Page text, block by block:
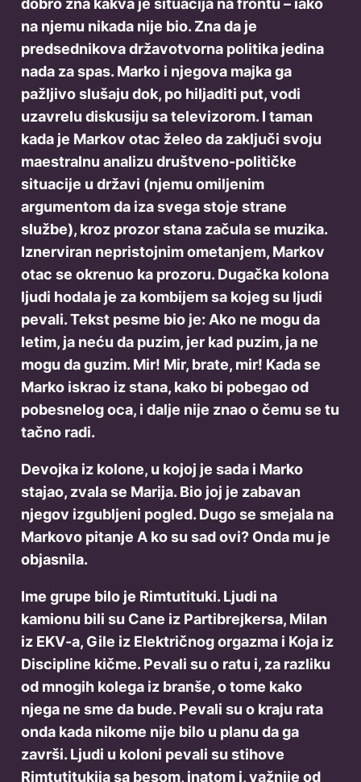
dobro zna kakva je situacija na frontu – iako
na njemu nikada nije bio. Zna da je
predsednikova državotvorna politika jedina
nada za spas. Marko i njegova majka ga
pažljivo slušaju dok, po hiljaditi put, vodi
uzavrelu diskusiju sa televizorom. I taman
kada je Markov otac želeo da zaključi svoju
maestralnu analizu društveno-političke
situacije u državi (njemu omiljenim
argumentom da iza svega stoje strane
službe), kroz prozor stana začula se muzika.
Iznerviran nepristojnim ometanjem, Markov
otac se okrenuo ka prozoru. Dugačka kolona
ljudi hodala je za kombijem sa kojeg su ljudi
pevali. Tekst pesme bio je: Ako ne mogu da
letim, ja neću da puzim, jer kad puzim, ja ne
mogu da guzim. Mir! Mir, brate, mir! Kada se
Marko iskrao iz stana, kako bi pobegao od
pobesnelog oca, i dalje nije znao o čemu se tu
tačno radi.
Devojka iz kolone, u kojoj je sada i Marko
stajao, zvala se Marija. Bio joj je zabavan
njegov izgubljeni pogled. Dugo se smejala na
Markovo pitanje A ko su sad ovi? Onda mu je
objasnila.
Ime grupe bilo je Rimtutituki. Ljudi na
kamionu bili su Cane iz Partibrejkersa, Milan
iz EKV-a, Gile iz Električnog orgazma i Koja iz
Discipline kičme. Pevali su o ratu i, za razliku
od mnogih kolega iz branše, o tome kako
njega ne sme da bude. Pevali su o kraju rata
onda kada nikome nije bilo u planu da ga
završi. Ljudi u koloni pevali su stihove
Rimtutitukija sa besom, inatom i, važnije od